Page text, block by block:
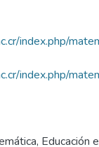
index.php/
index.php/
Educación